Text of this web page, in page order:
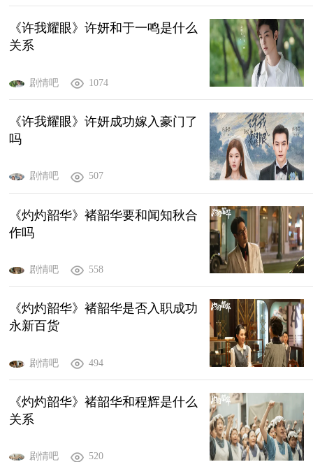
《许我耀眼》许妍和于一鸣是什么
关系
剧情吧 1074
《许我耀眼》许妍成功嫁入豪门了
吗
剧情吧 507
《灼灼韶华》褚韶华要和闻知秋合
作吗
剧情吧 558
《灼灼韶华》褚韶华是否入职成功
永新百货
剧情吧 494
《灼灼韶华》褚韶华和程辉是什么
关系
剧情吧 520